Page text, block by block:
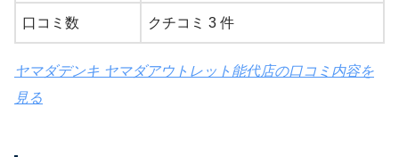
口コミ数 クチコミ 3 件
ヤマダデンキ ヤマダアウトレット能代店の口コミ内容を
見る